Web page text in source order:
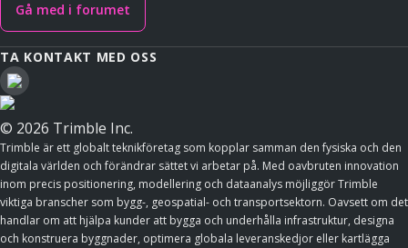
Gå med i forumet
TA KONTAKT MED OSS
© 2026 Trimble Inc.
Trimble är ett globalt teknikföretag som kopplar samman den fysiska och den
digitala världen och förändrar sättet vi arbetar på. Med oavbruten innovation
inom precis positionering, modellering och dataanalys möjliggör Trimble
viktiga branscher som bygg-, geospatial- och transportsektorn. Oavsett om det
handlar om att hjälpa kunder att bygga och underhålla infrastruktur, designa
och konstruera byggnader, optimera globala leveranskedjor eller kartlägga